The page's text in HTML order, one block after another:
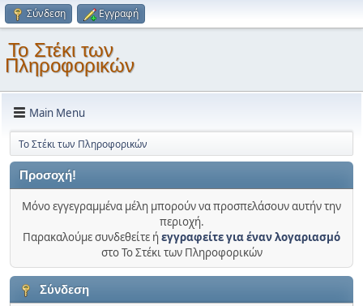
Σύνδεση Εγγραφή
Το Στέκι των
Πληροφορικών
Main Menu
Το Στέκι των Πληροφορικών
Προσοχή!
Μόνο εγγεγραμμένα μέλη μπορούν να προσπελάσουν αυτήν την
περιοχή.
Παρακαλούμε συνδεθείτε ήεγγραφείτε για έναν λογαριασμό
στο Το Στέκι των Πληροφορικών
Σύνδεση